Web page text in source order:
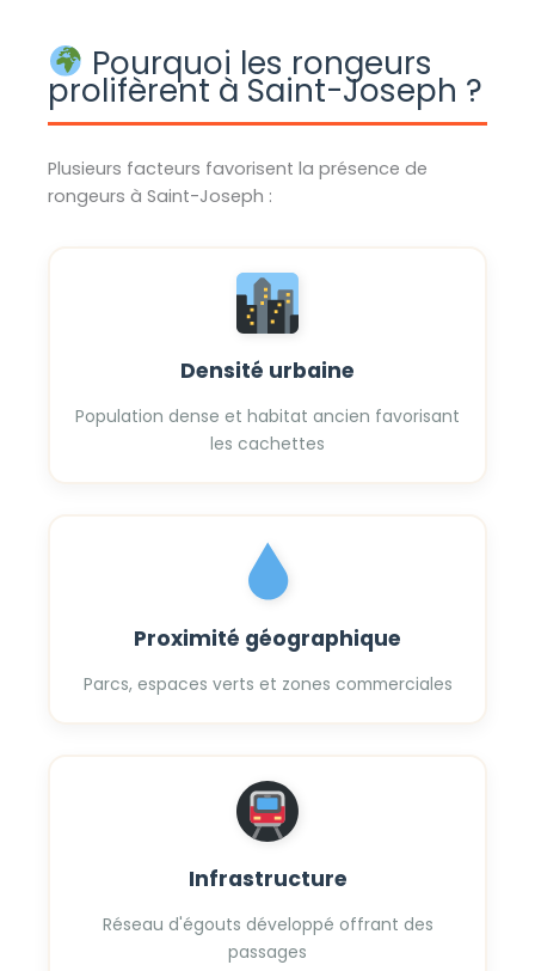
Pourquoi les rongeurs
prolifèrent à Saint-Joseph ?
Plusieurs facteurs favorisent la présence de
rongeurs à Saint-Joseph :
Densité urbaine
Population dense et habitat ancien favorisant
les cachettes
Proximité géographique
Parcs, espaces verts et zones commerciales
Infrastructure
Réseau d'égouts développé offrant des
passages